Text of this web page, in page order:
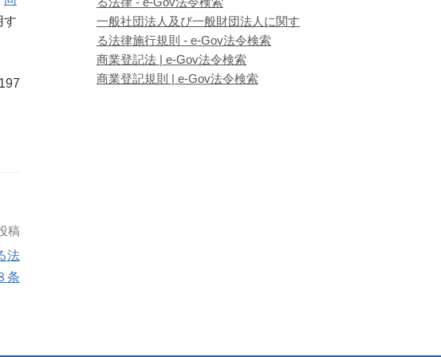
す
197
稿
法
条
一般社団法人及び一般財団法人に関す
る法律施行規則 - e-Gov法令検索
商業登記法 | e-Gov法令検索
商業登記規則 | e-Gov法令検索